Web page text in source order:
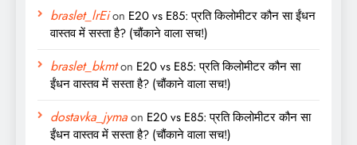
braslet_lrEion E20 vs E85: प्रति किलोमीटर कौन सा ईंधन
वास्तव में सस्ता है? (चौंकाने वाला सच!)
braslet_bkmton E20 vs E85: प्रति किलोमीटर कौन सा
ईंधन वास्तव में सस्ता है? (चौंकाने वाला सच!)
dostavka_jymaon E20 vs E85: प्रति किलोमीटर कौन सा
ईंधन वास्तव में सस्ता है? (चौंकाने वाला सच!)